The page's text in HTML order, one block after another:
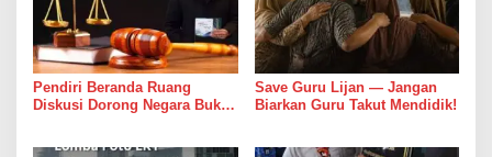
Pendiri Beranda Ruang
Diskusi Dorong Negara Buka
Save Guru Lijan — Jangan
Biarkan Guru Takut Mendidik!